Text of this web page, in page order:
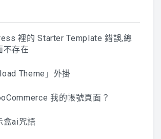
裡的 Starter Template 錯誤,總
不存在
Theme」外掛
我的帳號頁面？
盒ai咒語